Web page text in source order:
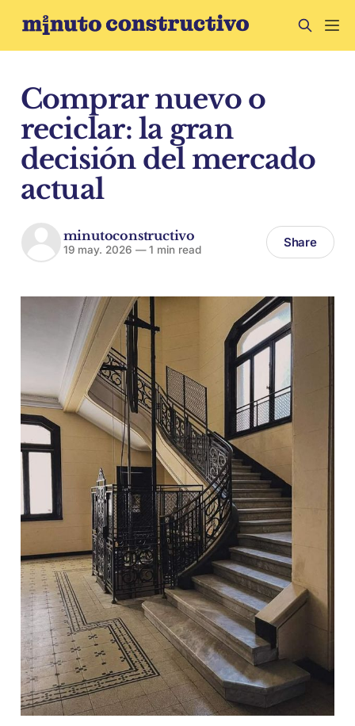
Comprar nuevo o
reciclar: la gran
decisión del mercado
actual
minutoconstructivo
19 may. 2026 —1 min read Share